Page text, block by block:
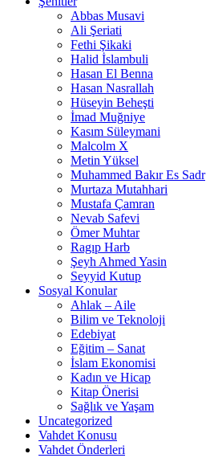
Abbas Musavi
Ali Şeriati
Fethi Şikaki
Halid İslambuli
Hasan El Benna
Hasan Nasrallah
Hüseyin Beheşti
İmad Muğniye
Kasım Süleymani
Malcolm X
Metin Yüksel
Muhammed Bakır Es Sadr
Murtaza Mutahhari
Mustafa Çamran
Nevab Safevi
Ömer Muhtar
Ragıp Harb
Şeyh Ahmed Yasin
Seyyid Kutup
Sosyal Konular
Ahlak – Aile
Bilim ve Teknoloji
Edebiyat
Eğitim – Sanat
İslam Ekonomisi
Kadın ve Hicap
Kitap Önerisi
Sağlık ve Yaşam
Uncategorized
Vahdet Konusu
Vahdet Önderleri